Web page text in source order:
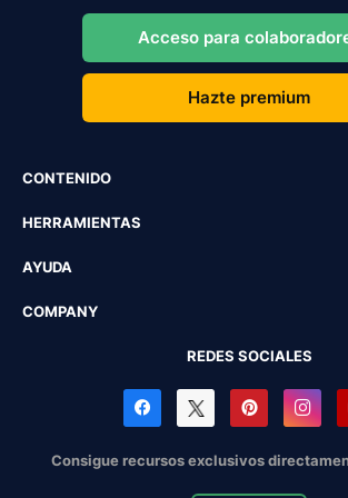
Acceso para
Hazte premium
CONTENIDO
HERRAMIENTAS
AYUDA
COMPANY
REDES SOCIALES
Consigue recursos exclusivos